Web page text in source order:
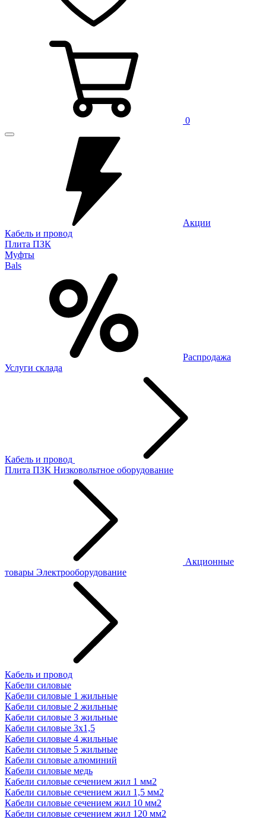
0
Акции
Кабель и провод
Плита ПЗК
Муфты
Bals
Распродажа
Услуги склада
Кабель и провод
Плита ПЗК Низковольтное оборудование
Акционные
товары Электрооборудование
Кабель и провод
Кабели силовые
Кабели силовые 1 жильные
Кабели силовые 2 жильные
Кабели силовые 3 жильные
Кабели силовые 3х1,5
Кабели силовые 4 жильные
Кабели силовые 5 жильные
Кабели силовые алюминий
Кабели силовые медь
Кабели силовые сечением жил 1 мм2
Кабели силовые сечением жил 1,5 мм2
Кабели силовые сечением жил 10 мм2
Кабели силовые сечением жил 120 мм2